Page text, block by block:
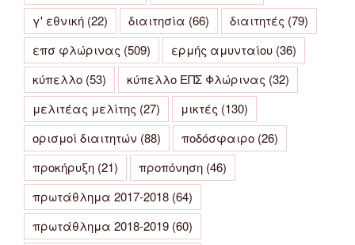
γ' εθνική (22) διαιτησία (66) διαιτητές (79)
επσ φλώρινας (509) ερμής αμυνταίου (36)
κύπελλο (53) κύπελλο ΕΠΣ Φλώρινας (32)
μελιτέας μελίτης (27) μικτές (130)
ορισμοί διαιτητών (88) ποδόσφαιρο (26)
προκήρυξη (21) προπόνηση (46)
πρωτάθλημα 2017-2018 (64)
πρωτάθλημα 2018-2019 (60)